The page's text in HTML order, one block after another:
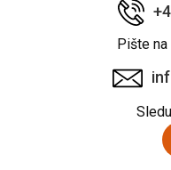
Pište